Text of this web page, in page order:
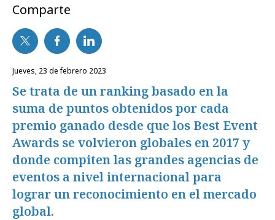
Comparte
jueves, 23 de febrero 2023
Se trata de un ranking basado en la
suma de puntos obtenidos por cada
premio ganado desde que los Best Event
Awards se volvieron globales en 2017 y
donde compiten las grandes agencias de
eventos a nivel internacional para
lograr un reconocimiento en el mercado
global.